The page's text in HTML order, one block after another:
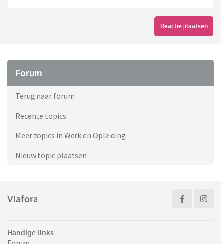
Reactie plaatsen
Forum
Terug naar forum
Recente topics
Meer topics in Werk en Opleiding
Nieuw topic plaatsen
Viafora
Handige links